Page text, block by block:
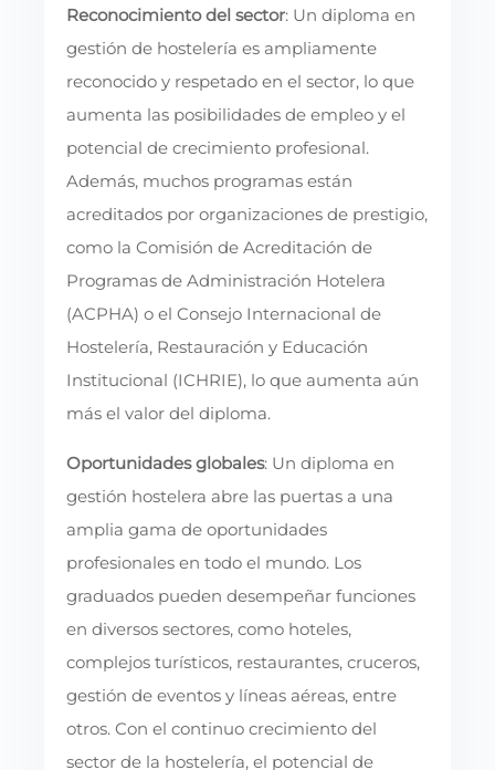
Reconocimiento del sector: Un diploma en
gestión de hostelería es ampliamente
reconocido y respetado en el sector, lo que
aumenta las posibilidades de empleo y el
potencial de crecimiento profesional.
Además, muchos programas están
acreditados por organizaciones de prestigio,
como la Comisión de Acreditación de
Programas de Administración Hotelera
(ACPHA) o el Consejo Internacional de
Hostelería, Restauración y Educación
Institucional (ICHRIE), lo que aumenta aún
más el valor del diploma.
Oportunidades globales: Un diploma en
gestión hostelera abre las puertas a una
amplia gama de oportunidades
profesionales en todo el mundo. Los
graduados pueden desempeñar funciones
en diversos sectores, como hoteles,
complejos turísticos, restaurantes, cruceros,
gestión de eventos y líneas aéreas, entre
otros. Con el continuo crecimiento del
sector de la hostelería, el potencial de